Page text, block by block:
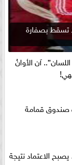
تسقط بصفارة
آن الأوانُ
صندوق قمامة
الاعتماد نتيجة